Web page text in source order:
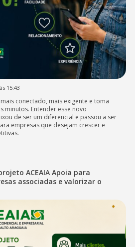
15:43
conectado, mais exigente e toma
minutos. Entender esse novo
de ser um diferencial e passou a ser
empresas que desejam crescer e
ACEAIA Apoia para
associadas e valorizar o